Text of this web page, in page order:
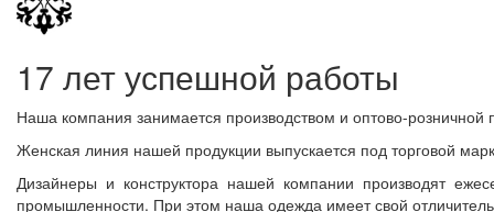
17 лет успешной работы
Наша компания занимается производством и оптово-
Женская линия нашей продукции выпускается под торговой
Дизайнеры и конструктора нашей компании производят
промышленности. При этом наша одежда имеет свой